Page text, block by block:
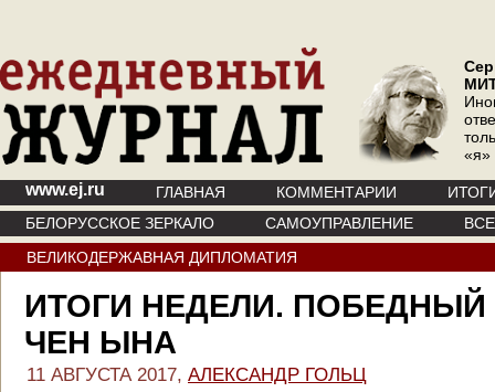
«я»
www.ej.ru ГЛАВНАЯ КОММЕНТАРИИ
БЕЛОРУССКОЕ ЗЕРКАЛО
САМОУПРАВЛЕНИЕ
ВЕЛИКОДЕРЖАВНАЯ ДИПЛОМАТИЯ
ИТОГИ НЕДЕЛИ. ПОБЕДНЫЙ
ЧЕН ЫНА
11 АВГУСТА 2017, АЛЕКСАНДР ГОЛЬЦ